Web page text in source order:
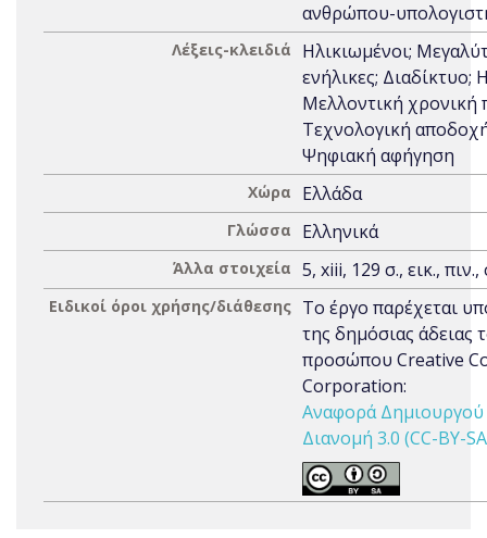
ανθρώπου-
Λέξεις-κλειδιά
Ηλικιωμένοι;
ενήλικες; Διαδίκτυο;
Μελλοντική χρονική
Τεχνολογική
Ψηφιακή αφήγηση
Χώρα Ελλάδα
Γλώσσα Ελληνικά
Άλλα στοιχεία 5, xiii, 129 σ., εικ.,
Ειδικοί όροι χρήσης/διάθεσης Το έργο παρέχεται
της δημόσιας άδειας
προσώπου Creative
Corporation:
Αναφορά
Διανομή 3.0 (CC-BY-